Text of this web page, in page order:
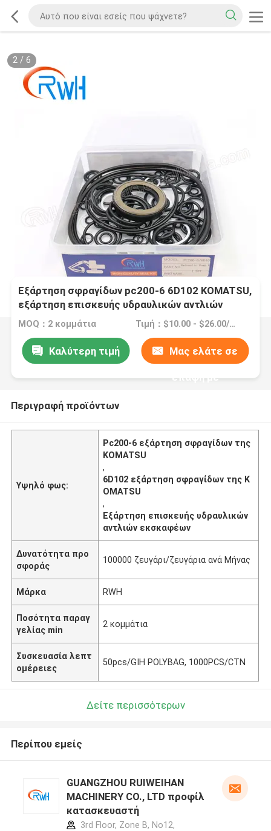
2/ 6
Εξάρτηση σφραγίδων pc200-6 6D102 KOMATSU,
εξάρτηση επισκευής υδραυλικών αντλιών
εκσκαφέων
MOQ：2 κομμάτια Τιμή：$10.00 - $26.00/Pieces
Καλύτερη τιμή Μας ελάτε σε
επαφή με
Περιγραφή προϊόντων
Υψηλό φως:
Pc200-6 εξάρτηση σφραγίδων της
KOMATSU
,
6D102 εξάρτηση σφραγίδων της K
OMATSU
,
Εξάρτηση επισκευής υδραυλικών
αντλιών εκσκαφέων
Δυνατότητα προ
σφοράς
100000 ζευγάρι/ζευγάρια ανά Μήνας
Μάρκα RWH
Ποσότητα παραγ
γελίας min
2 κομμάτια
Συσκευασία λεπτ
ομέρειες
50pcs/GIH POLYBAG, 1000PCS/CTN
Δείτε περισσότερων
Περίπου εμείς
GUANGZHOU RUIWEIHAN
MACHINERY CO., LTD προφίλ
κατασκευαστή
3rd Floor, Zone B, No12,